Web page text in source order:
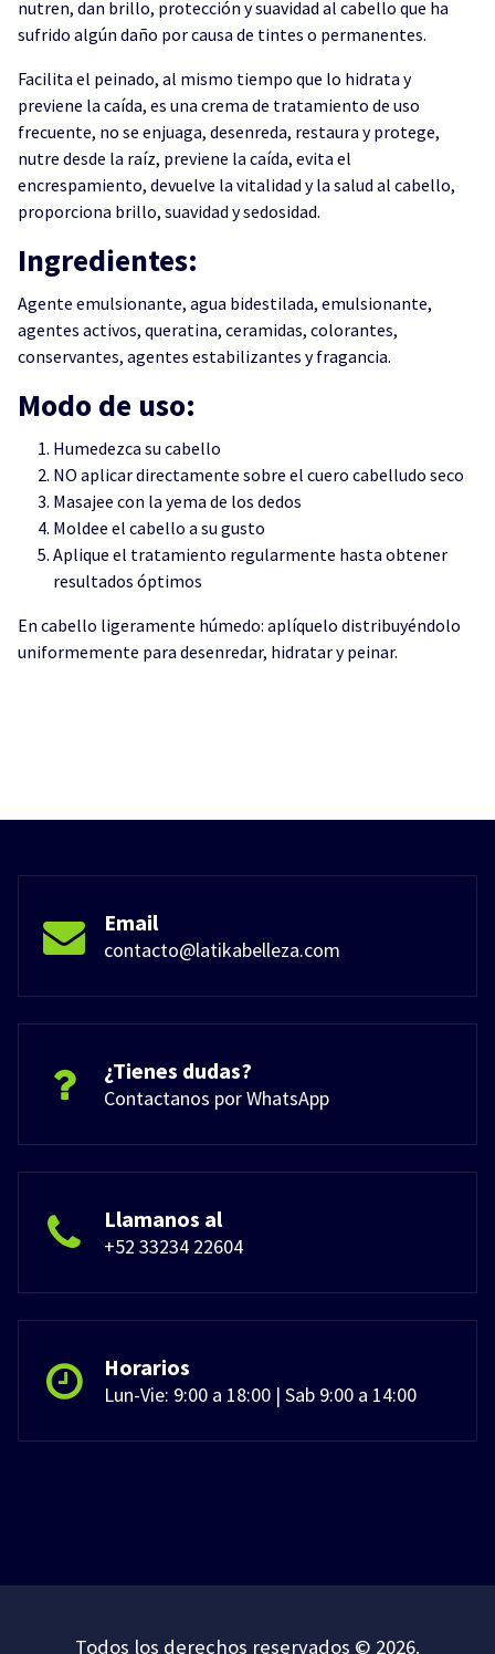
nutren, dan brillo, protección y suavidad al cabello que ha
sufrido algún daño por causa de tintes o permanentes.
Facilita el peinado, al mismo tiempo que lo hidrata y
previene la caída, es una crema de tratamiento de uso
frecuente, no se enjuaga, desenreda, restaura y protege,
nutre desde la raíz, previene la caída, evita el
encrespamiento, devuelve la vitalidad y la salud al cabello,
proporciona brillo, suavidad y sedosidad.
Ingredientes:
Agente emulsionante, agua bidestilada, emulsionante,
agentes activos, queratina, ceramidas, colorantes,
conservantes, agentes estabilizantes y fragancia.
Modo de uso:
Humedezca su cabello
NO aplicar directamente sobre el cuero cabelludo seco
Masajee con la yema de los dedos
Moldee el cabello a su gusto
Aplique el tratamiento regularmente hasta obtener
resultados óptimos
En cabello ligeramente húmedo: aplíquelo distribuyéndolo
uniformemente para desenredar, hidratar y peinar.
Email
contacto@latikabelleza.com
¿Tienes dudas?
Contactanos por WhatsApp
Llamanos al
+52 33234 22604
Horarios
Lun-Vie: 9:00 a 18:00 | Sab 9:00 a 14:00
Todos los derechos reservados © 2026.